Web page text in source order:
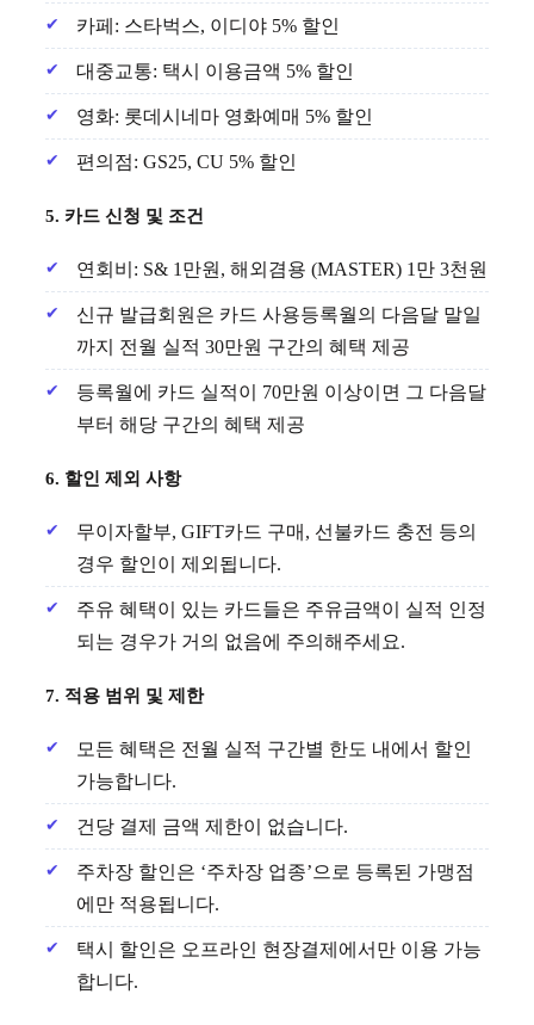
카페: 스타벅스, 이디야 5% 할인
대중교통: 택시 이용금액 5% 할인
영화: 롯데시네마 영화예매 5% 할인
편의점: GS25, CU 5% 할인
5. 카드 신청 및 조건
연회비: S& 1만원, 해외겸용 (MASTER) 1만 3천원
신규 발급회원은 카드 사용등록월의 다음달 말일
까지 전월 실적 30만원 구간의 혜택 제공
등록월에 카드 실적이 70만원 이상이면 그 다음달
부터 해당 구간의 혜택 제공
6. 할인 제외 사항
무이자할부, GIFT카드 구매, 선불카드 충전 등의
경우 할인이 제외됩니다.
주유 혜택이 있는 카드들은 주유금액이 실적 인정
되는 경우가 거의 없음에 주의해주세요.
7. 적용 범위 및 제한
모든 혜택은 전월 실적 구간별 한도 내에서 할인
가능합니다.
건당 결제 금액 제한이 없습니다.
주차장 할인은 ‘주차장 업종’으로 등록된 가맹점
에만 적용됩니다.
택시 할인은 오프라인 현장결제에서만 이용 가능
합니다.